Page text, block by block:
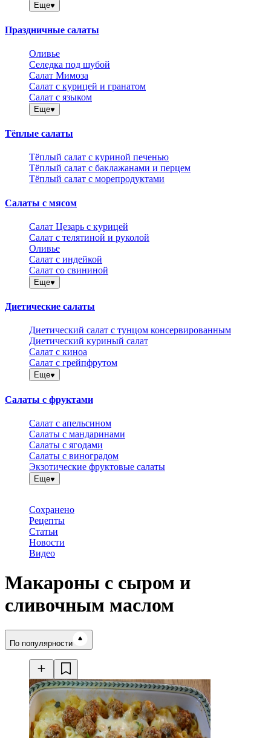
Еще
Праздничные салаты
Оливье
Селедка под шубой
Салат Мимоза
Салат с курицей и гранатом
Салат с языком
Еще
Тёплые салаты
Тёплый салат с куриной печенью
Тёплый салат с баклажанами и перцем
Тёплый салат с морепродуктами
Салаты с мясом
Салат Цезарь с курицей
Салат с телятиной и руколой
Оливье
Салат с индейкой
Салат со свининой
Еще
Диетические салаты
Диетический салат с тунцом консервированным
Диетический куриный салат
Салат с киноа
Салат с грейпфрутом
Еще
Салаты с фруктами
Салат с апельсином
Салаты с мандаринами
Салаты с ягодами
Салаты с виноградом
Экзотические фруктовые салаты
Еще
Сохранено
Рецепты
Статьи
Новости
Видео
Макароны с сыром и
сливочным маслом
Время готовки
По популярности